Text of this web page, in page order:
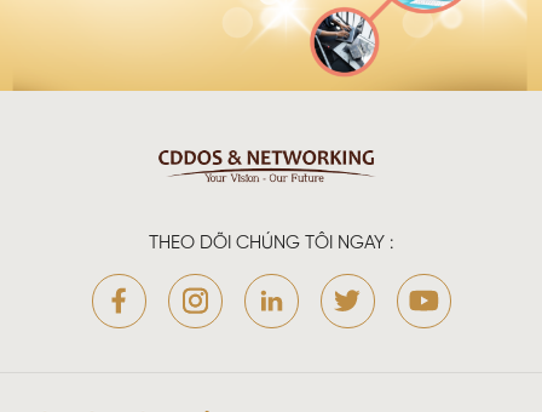
THEO DÕI CHÚNG TÔI NGAY :